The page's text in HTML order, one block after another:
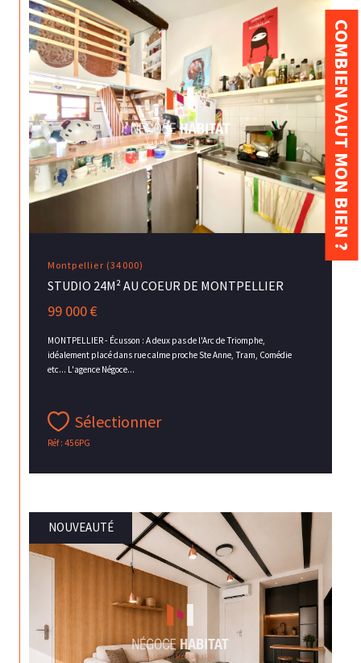
COMBIEN VAUT MON BIEN ?
Montpellier (34000)
STUDIO 24M² AU COEUR DE MONTPELLIER
99 000 €
MONTPELLIER - Écusson : A deux pas de l'Arc de Triomphe,
idéalement placé dans rue calme proche Ste Anne, Tram, Comédie
etc... L'agence Négoce...
Sélectionner
Réf : 456PG
NOUVEAUTÉ